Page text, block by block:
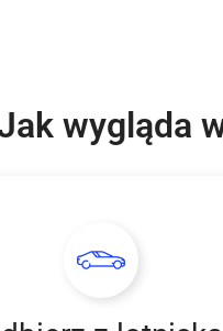
wygląda